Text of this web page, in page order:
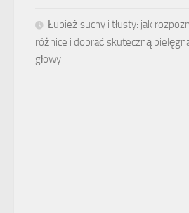
Łupież suchy i tłusty: jak
różnice i dobrać skuteczną
głowy